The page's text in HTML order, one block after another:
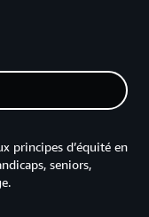
principes d’équité en
seniors,